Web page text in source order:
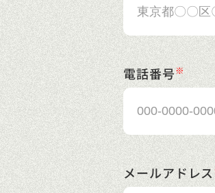
電話番号
メールアドレス